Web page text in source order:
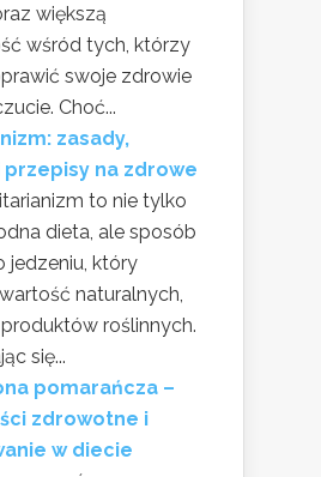
większą
wśród tych, którzy
swoje zdrowie
Choć...
zasady,
przepisy na zdrowe
to nie tylko
dieta, ale sposób
jedzeniu, który
naturalnych,
roślinnych.
się...
pomarańcza –
zdrowotne i
w diecie